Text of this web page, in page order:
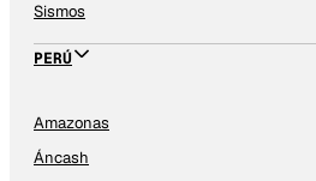
Sismos
PERÚ
Amazonas
Áncash